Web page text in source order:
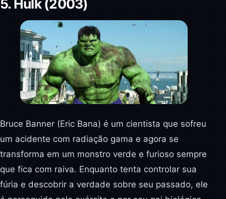
5. Hulk (2003)
Bruce Banner (Eric Bana) é um cientista que sofreu
um acidente com radiação gama e agora se
transforma em um monstro verde e furioso sempre
que fica com raiva. Enquanto tenta controlar sua
fúria e descobrir a verdade sobre seu passado, ele